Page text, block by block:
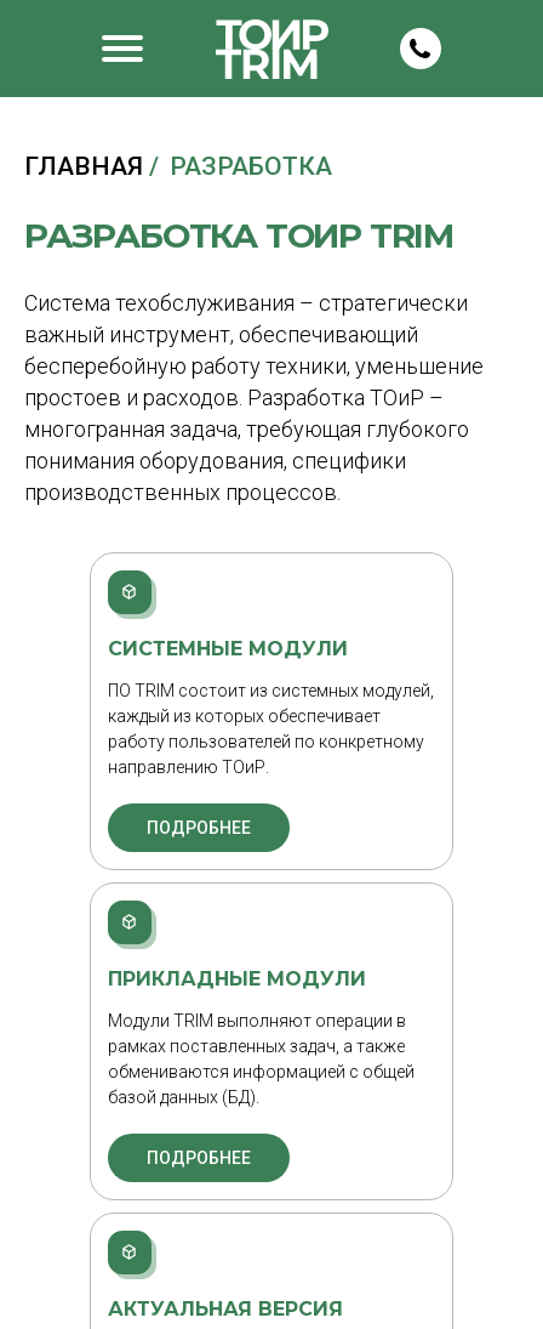
ГЛАВНАЯ / РАЗРАБОТКА
РАЗРАБОТКА ТОИР TRIM
Система техобслуживания – стратегически
важный инструмент, обеспечивающий
бесперебойную работу техники, уменьшение
простоев и расходов. Разработка ТОиР –
многогранная задача, требующая глубокого
понимания оборудования, специфики
производственных процессов.
Модули TRIM выполняют операции в
рамках поставленных задач, а также
обмениваются информацией с общей
базой данных (БД).
ПРИКЛАДНЫЕ МОДУЛИ
ПОДРОБНЕЕ
ПО TRIM состоит из системных модулей,
каждый из которых обеспечивает
работу пользователей по конкретному
направлению ТОиР.
СИСТЕМНЫЕ МОДУЛИ
ПОДРОБНЕЕ
АКТУАЛЬНАЯ ВЕРСИЯ